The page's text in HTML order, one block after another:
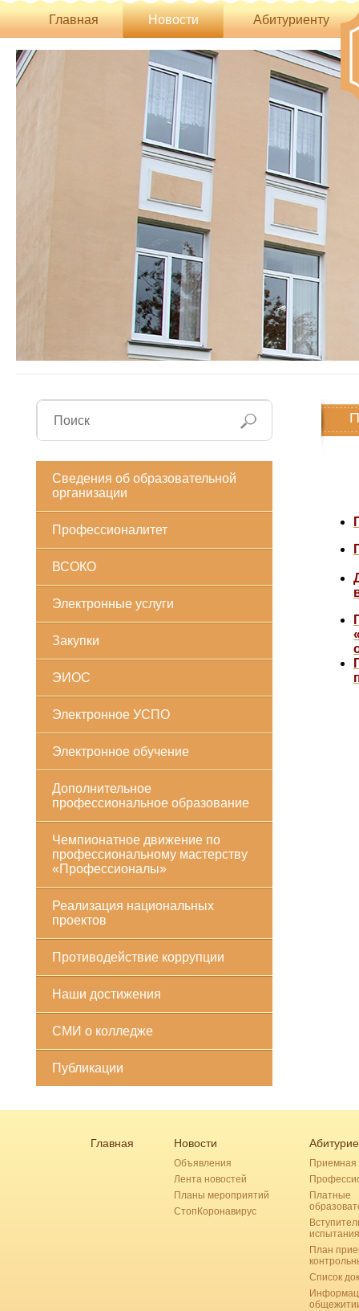
Главная Новости Абитуриенту
Сведения об образовательной
организации
Профессионалитет
ВСОКО
Электронные услуги
Закупки
ЭИОС
Электронное УСПО
Электронное обучение
Дополнительное
профессиональное образование
Чемпионатное движение по
профессиональному мастерству
«Профессионалы»
Реализация национальных
проектов
Противодействие коррупции
Наши достижения
СМИ о колледже
Публикации
Главная Новости
Объявления
Лента новостей
Планы мероприятий
СтопКоронавирус
Приемная
Платные
испытания
План
Список